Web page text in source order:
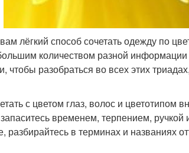
лёгкий способ сочетать одежду по
количеством разной
чтобы разобраться во всех этих
с цветом глаз, волос и цветотипом
временем, терпением, ручкой
разбирайтесь в терминах и названиях